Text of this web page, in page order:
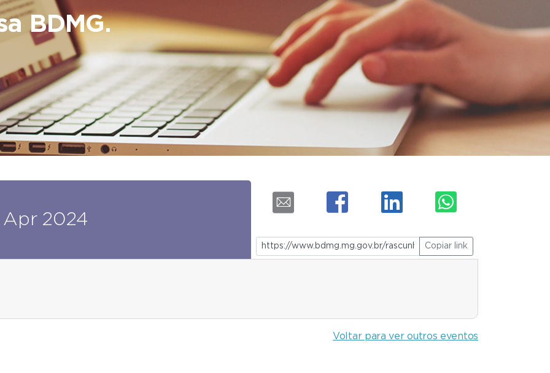
BDMG.
Apr 2024
Copiar link
Voltar para ver outros eventos